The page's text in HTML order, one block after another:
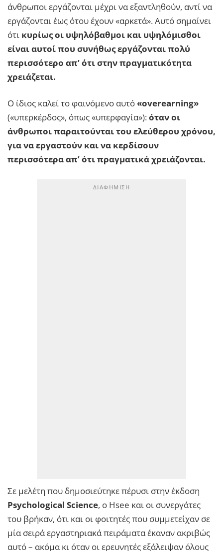
άνθρωποι εργάζονται μέχρι να εξαντληθούν, αντί να
εργάζονται έως ότου έχουν «αρκετά». Αυτό σημαίνει
ότι κυρίως οι υψηλόβαθμοι και υψηλόμισθοι
είναι αυτοί που συνήθως εργάζονται πολύ
περισσότερο απ’ ότι στην πραγματικότητα
χρειάζεται.
Ο ίδιος καλεί το φαινόμενο αυτό «overearning»
(«υπερκέρδος», όπως «υπερφαγία»):όταν οι
άνθρωποι παραιτούνται του ελεύθερου χρόνου,
για να εργαστούν και να κερδίσουν
περισσότερα απ’ ότι πραγματικά χρειάζονται.
Σε μελέτη που δημοσιεύτηκε πέρυσι στην έκδοση
Psychological Science, ο Hsee και οι συνεργάτες
του βρήκαν, ότι και οι φοιτητές που συμμετείχαν σε
μία σειρά εργαστηριακά πειράματα έκαναν ακριβώς
αυτό – ακόμα κι όταν οι ερευνητές εξάλειψαν όλους